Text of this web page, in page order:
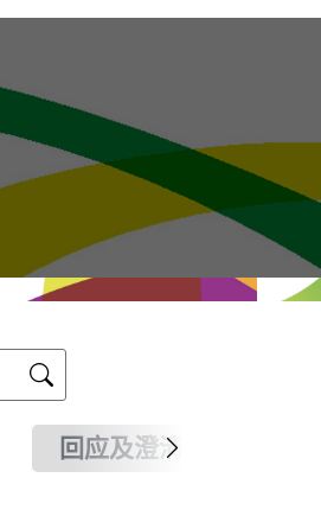
回应及澄清